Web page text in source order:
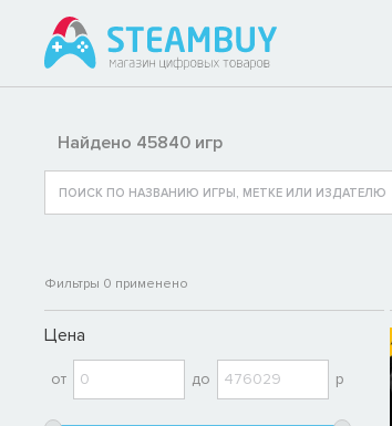
Найдено 45840 игр
Фильтры 0 применено
Цена
от до р